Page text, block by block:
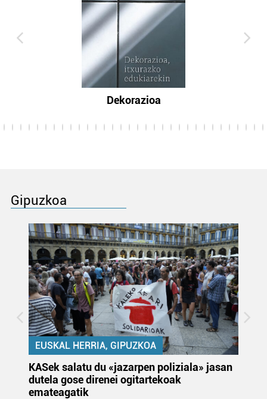
Dekorazioa
Gipuzkoa
EUSKAL HERRIA, GIPUZKOA
KASek salatu du «jazarpen poliziala» jasan
dutela gose direnei ogitartekoak
emateagatik